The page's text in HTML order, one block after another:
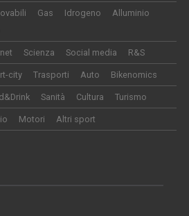
Gas Idrogeno
Alluminio
Scienza Social media R&S
city Trasporti Auto Bikenomics
Sanità Cultura Turismo
Motori Altri sport